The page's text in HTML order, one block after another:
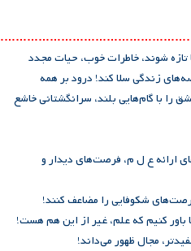
تازه شوند، خاطرات خوب، حیات مجدد
زندگی سلا کند! درود بر همه
با گام‌هایی بلند، سرانگشتانی خاشع
ارائه ع ل م، فرصت‌های دیدار و
شکوفایی را مضاعف کنند!
کنیم که علم، غیر از این هم هست!
مجال ظهور می‌داند!